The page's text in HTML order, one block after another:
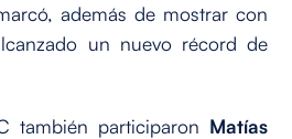
además de mostrar con
un nuevo récord de
también participaron Matías